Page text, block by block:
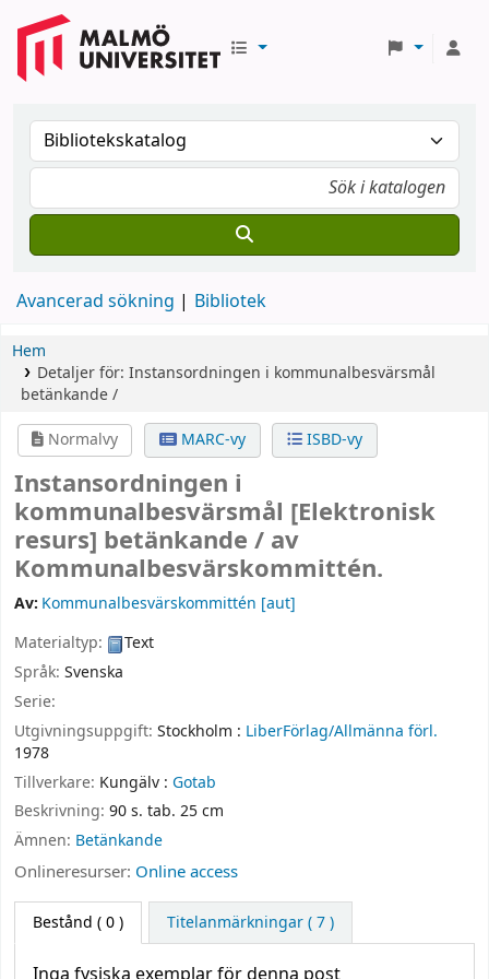
Avancerad sökning Bibliotek
Hem
Detaljer för: Instansordningen i kommunalbesvärsmål
betänkande /
Normalvy
MARC-vy ISBD-vy
Instansordningen i
kommunalbesvärsmål [Elektronisk
resurs] betänkande / av
Kommunalbesvärskommittén.
Av: Kommunalbesvärskommittén [aut]
Materialtyp:
Text
Språk: Svenska
Serie:
Utgivningsuppgift: Stockholm : LiberFörlag/Allmänna förl.
1978
Tillverkare: Kungälv : Gotab
Beskrivning: 90 s. tab. 25 cm
Ämnen: Betänkande
Onlineresurser: Online access
Bestånd ( 0 ) Titelanmärkningar ( 7 )